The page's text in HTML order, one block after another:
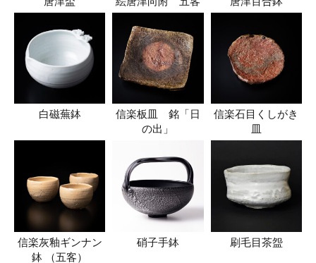
白磁蕪鉢
信楽板皿 銘「日
の出」
信楽石目くしがき
皿
信楽灰釉ギンナン
鉢 （五客）
硝子手鉢 刷毛目茶盌